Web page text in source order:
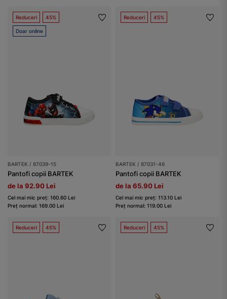
Reduceri 45%
Doar online
BARTEK / 87039-15
Pantofi copii BARTEK
de la 92.90 Lei
Cel mai mic preț: 160.60 Lei
Preț normal: 169.00 Lei
Reduceri 45%
BARTEK / 87031-46
Pantofi copii BARTEK
de la 65.90 Lei
Cel mai mic preț: 113.10 Lei
Preț normal: 119.00 Lei
Reduceri 45% Reduceri 45%